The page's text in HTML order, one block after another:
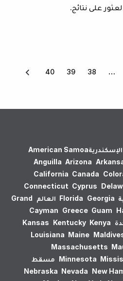
على نتائج.
38
39
40
الإسكندرية‎American Samoa
Anguilla Arizona
California Canada
Connecticut Cyprus
Florida Georgia العالم
Grand
Cayman Greece Guam
Kansas Kentucky Kenya
Louisiana Maine
Massachusetts
Minnesota مسقط
Nebraska Nevada New